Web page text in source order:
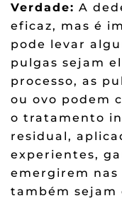
Verdade: A
eficaz, mas é
pode levar
pulgas sejam
processo, as
ou ovo podem
o tratamento
residual,
experientes,
emergirem nas
também sejam